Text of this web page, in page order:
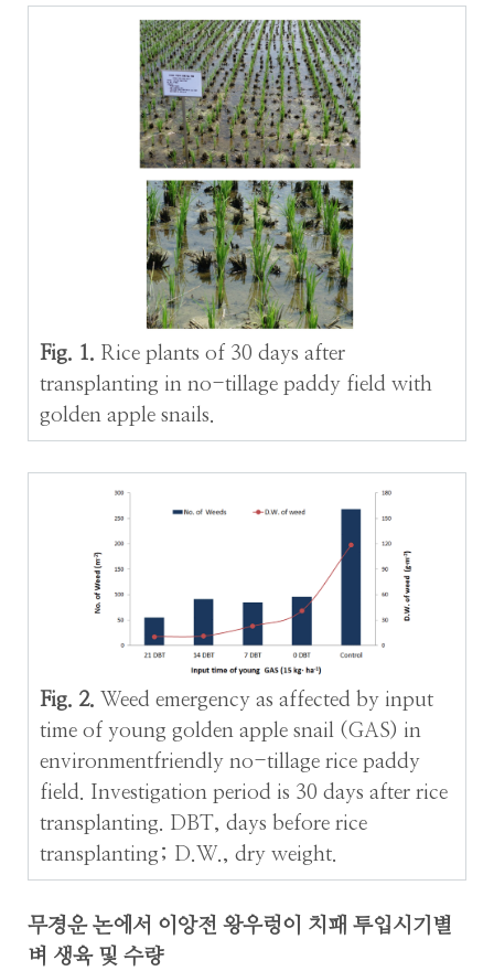
Fig. 1. Rice plants of 30 days after
transplanting in no-tillage paddy field with
golden apple snails.
Fig. 2. Weed emergency as affected by input
time of young golden apple snail (GAS) in
environmentfriendly no-tillage rice paddy
field. Investigation period is 30 days after rice
transplanting. DBT, days before rice
transplanting; D.W., dry weight.
무경운 논에서 이앙전 왕우렁이 치패 투입시기별
벼 생육 및 수량